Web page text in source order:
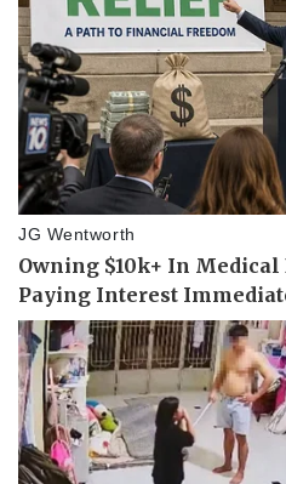
Pháp luật
Vụ án
Tin nóng
Tư vấn luật